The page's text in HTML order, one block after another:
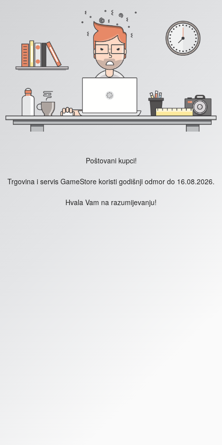
Poštovani kupci!
Trgovina i servis GameStore koristi godišnji odmor do 16.08.2026.
Hvala Vam na razumijevanju!